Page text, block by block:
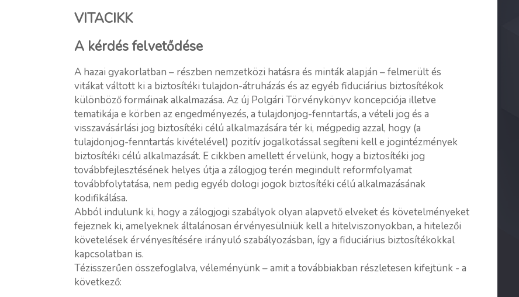
VITACIKK
A kérdés felvetődése
A hazai gyakorlatban – részben nemzetközi hatásra és minták alapján – felmerült és
vitákat váltott ki a biztosítéki tulajdon-átruházás és az egyéb fiduciárius biztosítékok
különböző formáinak alkalmazása. Az új Polgári Törvénykönyv koncepciója illetve
tematikája e körben az engedményezés, a tulajdonjog-fenntartás, a vételi jog és a
visszavásárlási jog biztosítéki célú alkalmazására tér ki, mégpedig azzal, hogy (a
tulajdonjog-fenntartás kivételével) pozitív jogalkotással segíteni kell e jogintézmények
biztosítéki célú alkalmazását. E cikkben amellett érvelünk, hogy a biztosítéki jog
továbbfejlesztésének helyes útja a zálogjog terén megindult reformfolyamat
továbbfolytatása, nem pedig egyéb dologi jogok biztosítéki célú alkalmazásának
kodifikálása.
Abból indulunk ki, hogy a zálogjogi szabályok olyan alapvető elveket és követelményeket
fejeznek ki, amelyeknek általánosan érvényesülniük kell a hitelviszonyokban, a hitelezői
követelések érvényesítésére irányuló szabályozásban, így a fiduciárius biztosítékokkal
kapcsolatban is.
Tézisszerűen összefoglalva, véleményünk – amit a továbbiakban részletesen kifejtünk - a
következő: